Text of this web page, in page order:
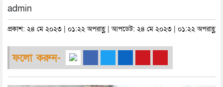
admin
প্রকাশ: ২৪ মে ২০২৩ | ০১:২২ অপরাহ্ণ | আপডেট: ২৪ মে ২০২৩ | ০১:২২ অপরাহ্ণ
ফলো করুন-